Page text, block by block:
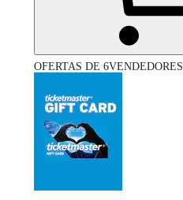
OFERTAS DE 6VENDEDORES